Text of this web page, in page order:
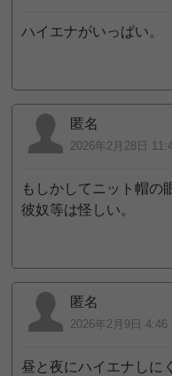
ハイエナがいっぱい。
匿名
2026年2月28日
もしかしてニット帽の
彼奴等は怪しい。
匿名
2026年2月9日 4:46
昼と夜にハイエナしに